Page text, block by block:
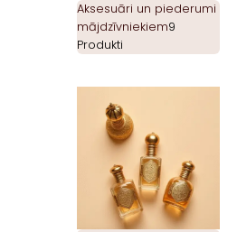
Aksesuāri un piederumi
mājdzīvniekiem9
Produkti